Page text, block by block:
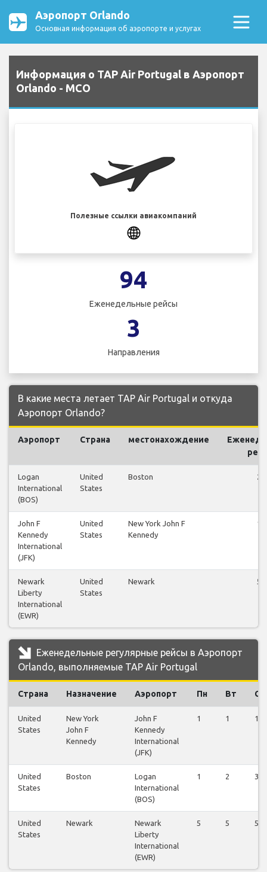
Аэропорт Orlando
Основная информация об аэропорте и услугах
Информация о TAP Air Portugal в Аэропорт
Orlando - MCO
Полезные ссылки авиакомпаний
94
Еженедельные рейсы
3
Направления
В какие места летает TAP Air Portugal и откуда
Аэропорт Orlando?
Аэропорт Страна местонахождение
Logan
International
(BOS)
United
States
Boston 27
John F
Kennedy
International
(JFK)
United
States
New York John F
Kennedy
12
Newark
Liberty
International
(EWR)
United
States
Newark 55
Еженедельные регулярные рейсы в Аэропорт
Orlando, выполняемые TAP Air Portugal
Страна Назначение Аэропорт Пн Вт Ср
United
States
New York
John F
Kennedy
John F
Kennedy
International
(JFK)
1 1 1
United
States
Boston
Logan
International
(BOS)
1 2 3
United
States
Newark
Newark
Liberty
International
(EWR)
5 5 5